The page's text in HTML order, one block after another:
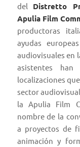
del Distretto
Apulia Film
productoras
ayudas
audiovisuales en
asistentes han
localizaciones
sector
la Apulia Film
nombre de la
a proyectos de
animación y